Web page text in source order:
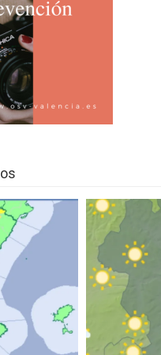
donde vienen las Fallas? Un
CENTRO UP BENICALAP
URBANS’
VERTICAL Y LA
Nacional de Danza Urbana
COMUNITAT
de l’all tendre de Xàtiva
la fiesta del Corpus en
EDICIÓN DEL CARNAVAL DE